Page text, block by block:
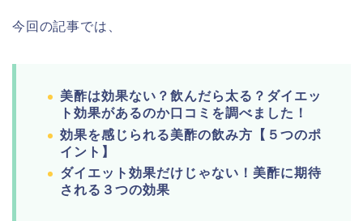
今回の記事では、
美酢は効果ない？飲んだら太る？ ダイエッ
ト効果があるのか口コミを調べました！
効果を感じられる美酢の飲み方【５つのポ
イント】
ダイエット効果だけじゃない！美酢に期待
される３つの効果